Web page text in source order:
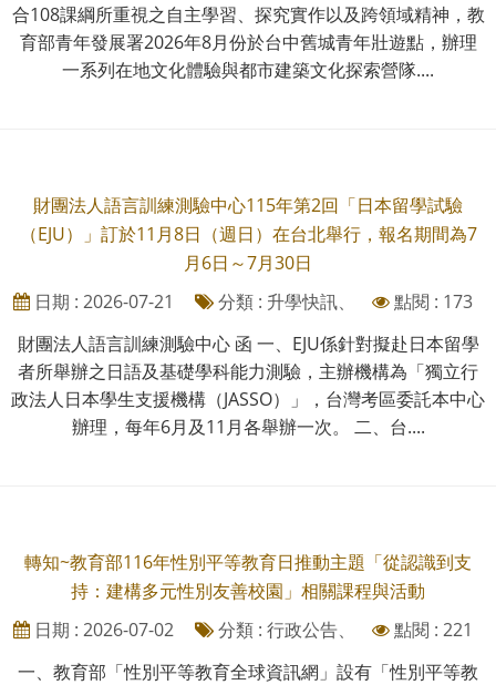
合108課綱所重視之自主學習、探究實作以及跨領域精神，教
育部青年發展署2026年8月份於台中舊城青年壯遊點，辦理
一系列在地文化體驗與都市建築文化探索營隊....
財團法人語言訓練測驗中心115年第2回「日本留學試驗
（EJU）」訂於11月8日（週日）在台北舉行，報名期間為7
月6日～7月30日
日期 : 2026-07-21
分類 : 升學快訊、
點閱 : 173
財團法人語言訓練測驗中心 函 一、EJU係針對擬赴日本留學
者所舉辦之日語及基礎學科能力測驗，主辦機構為「獨立行
政法人日本學生支援機構（JASSO）」，台灣考區委託本中心
辦理，每年6月及11月各舉辦一次。 二、台....
轉知~教育部116年性別平等教育日推動主題「從認識到支
持：建構多元性別友善校園」相關課程與活動
日期 : 2026-07-02
分類 : 行政公告、
點閱 : 221
一、教育部「性別平等教育全球資訊網」設有「性別平等教